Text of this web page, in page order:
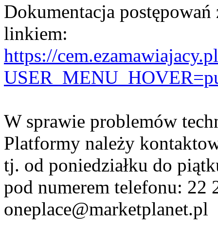
Dokumentacja
linkiem:
https://
W sprawie problemów
Platformy należy
tj. od poniedziałku do
pod numerem telefonu: 22
oneplace@marketplanet.pl